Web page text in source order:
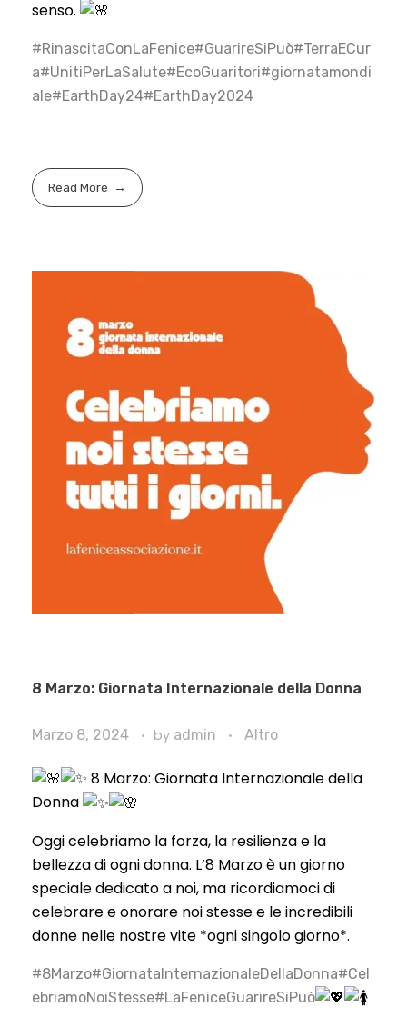
senso.
#RinascitaConLaFenice#GuarireSiPuò#TerraECur
a#UnitiPerLaSalute#EcoGuaritori#giornatamondi
ale#EarthDay24#EarthDay2024
Read More
8 Marzo: Giornata Internazionale della Donna
Marzo 8, 2024 by admin Altro
8 Marzo: Giornata Internazionale della
Donna
Oggi celebriamo la forza, la resilienza e la
bellezza di ogni donna. L’8 Marzo è un giorno
speciale dedicato a noi, ma ricordiamoci di
celebrare e onorare noi stesse e le incredibili
donne nelle nostre vite *ogni singolo giorno*.
#8Marzo#GiornataInternazionaleDellaDonna#Cel
ebriamoNoiStesse#LaFeniceGuarireSiPuò